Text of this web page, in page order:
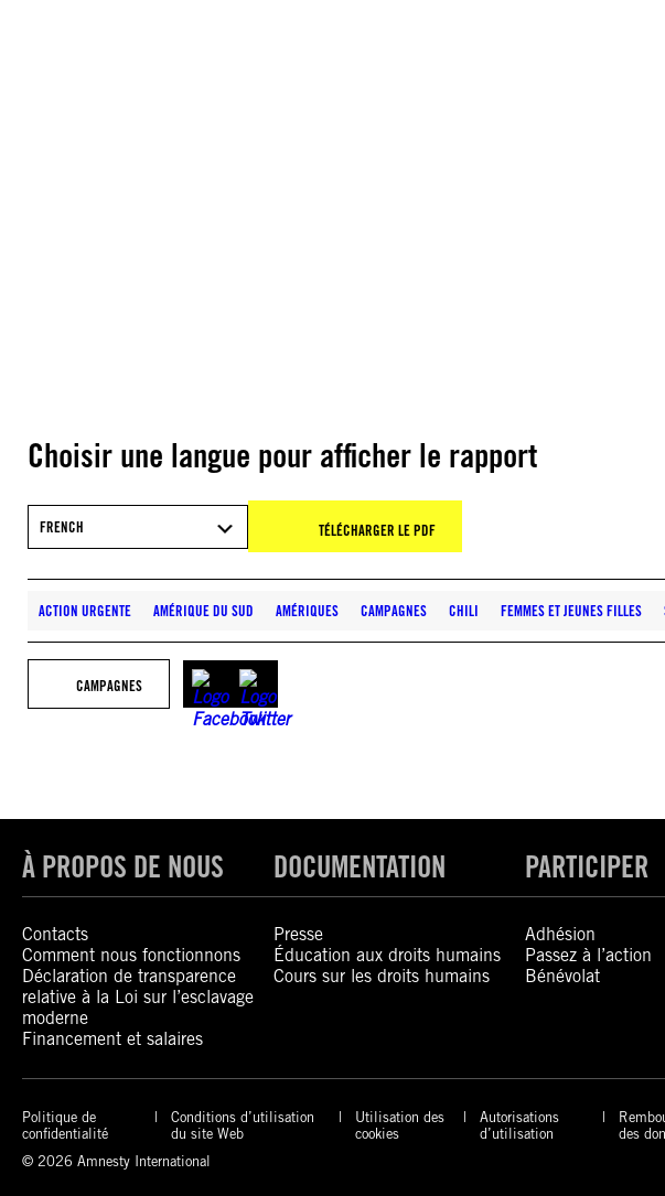
Choisir une langue pour afficher le rapport
FRENCH TÉLÉCHARGER LE PDF
ACTION URGENTE AMÉRIQUE DU SUD AMÉRIQUES CAMPAGNES CHILI FEMMES ET JEUNES FILLES
CAMPAGNES
À PROPOS DE NOUS
Contacts
Comment nous fonctionnons
Déclaration de transparence
relative à la Loi sur l’esclavage
moderne
Financement et salaires
DOCUMENTATION
Presse
Éducation aux droits humains
Cours sur les droits humains
PARTICIPER
Adhésion
Passez à l’action
Bénévolat
Politique de
confidentialité
Conditions d’utilisation
du site Web
Utilisation des
cookies
Autorisations
d’utilisation
des
© 2026 Amnesty International